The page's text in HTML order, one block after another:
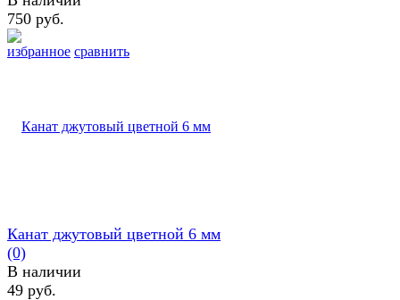
избранное сравнить
750 руб.
Канат джутовый цветной 6 мм
(0)
В наличии
49 руб.